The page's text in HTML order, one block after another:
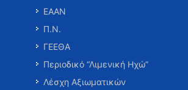
ΕΑΑΝ
Π.Ν.
ΓΕΕΘΑ
Περιοδικό “Λιμενική Ηχώ”
Λέσχη Αξιωματικών